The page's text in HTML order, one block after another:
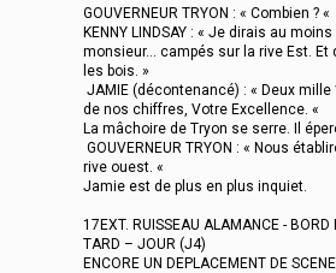
GOUVERNEUR TRYON : « Combien ? «
KENNY LINDSAY : « Je dirais au
monsieur... campés sur la rive Est. Et
les bois. »
JAMIE (décontenancé) : « Deux mille
de nos chiffres, Votre Excellence. «
La mâchoire de Tryon se serre. Il
GOUVERNEUR TRYON : « Nous
rive ouest. «
Jamie est de plus en plus inquiet.
17EXT. RUISSEAU ALAMANCE - BORD
TARD – JOUR (J4)
ENCORE UN DEPLACEMENT DE